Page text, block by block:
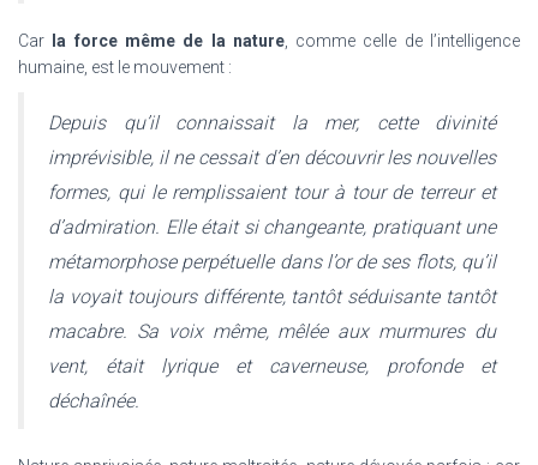
Car la force même de la nature, comme celle de l’intelligence
humaine, est le mouvement :
Depuis qu’il connaissait la mer, cette divinité
imprévisible, il ne cessait d’en découvrir les nouvelles
formes, qui le remplissaient tour à tour de terreur et
d’admiration. Elle était si changeante, pratiquant une
métamorphose perpétuelle dans l’or de ses flots, qu’il
la voyait toujours différente, tantôt séduisante tantôt
macabre. Sa voix même, mêlée aux murmures du
vent, était lyrique et caverneuse, profonde et
déchaînée.